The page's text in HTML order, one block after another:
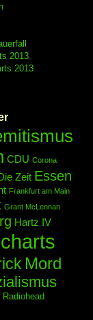
2013
2013
CDU Corona
Zeit Essen
Frankfurt am Main
Grant McLennan
Hartz IV
Mord
Radiohead